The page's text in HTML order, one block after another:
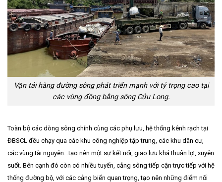
Vận tải hàng đường sông phát triển mạnh với tỷ trọng cao tại
các vùng đồng bằng sông Cửu Long.
Toàn bộ các dòng sông chính cùng các phụ lưu, hệ thống kênh rạch tại
ĐBSCL đều chạy qua các khu công nghiệp tập trung, các khu dân cư,
các vùng tài nguyên…tạo nên một sự kết nối, giao lưu khá thuận lợi, xuyên
suốt. Bên cạnh đó còn có nhiều tuyến, cảng sông tiếp cận trực tiếp với hệ
thống đường bộ, với các cảng biển quan trọng, tạo nên những điểm nối